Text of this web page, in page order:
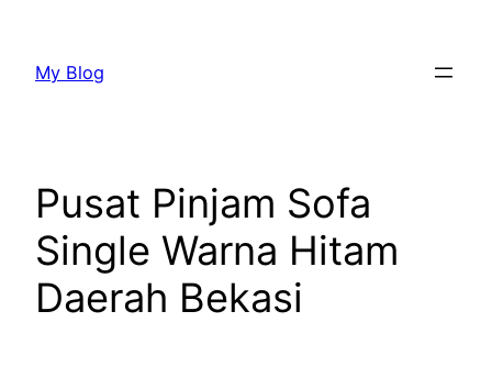
konten
My Blog
Pusat Pinjam Sofa
Single Warna Hitam
Daerah Bekasi